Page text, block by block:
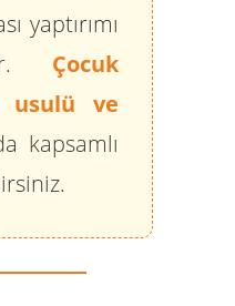
yaptırımı
Çocuk
usulü ve
kapsamlı